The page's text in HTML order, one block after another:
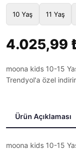
10 Yaş 11 Yaş
4.025,99
moona kids 10-15
Trendyol'a özel
Ürün Açıklaması
moona kids 10-15